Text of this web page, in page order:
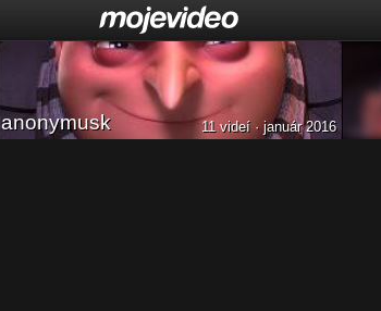
anonymusk 11 videí · január 2016